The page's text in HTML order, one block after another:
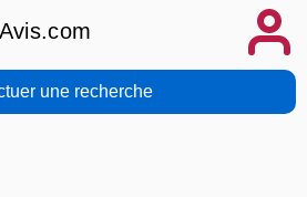
une recherche